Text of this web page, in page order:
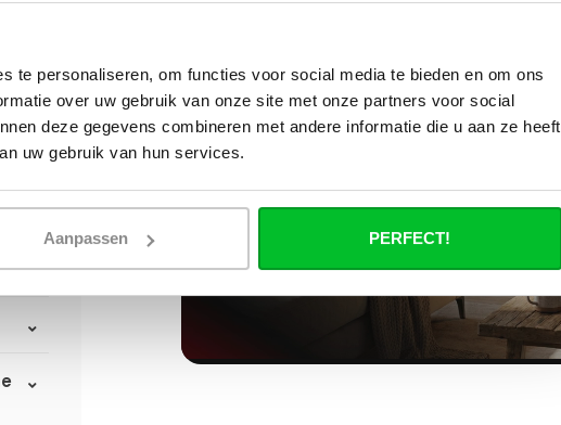
te personaliseren, om functies voor social media te bieden en om ons
over uw gebruik van onze site met onze partners voor social
deze gegevens combineren met andere informatie die u aan ze heeft
uw gebruik van hun services.
Aanpassen PERFECT!